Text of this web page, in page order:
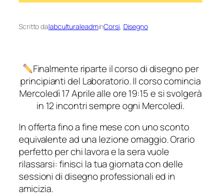
Scritto dalabculturaleadminCorsi, Disegno
Finalmente riparte il corso di disegno per
principianti del Laboratorio. Il corso comincia
Mercoledì 17 Aprile alle ore 19:15 e si svolgerà
in 12 incontri sempre ogni Mercoledì.
In offerta fino a fine mese con uno sconto
equivalente ad una lezione omaggio. Orario
perfetto per chi lavora e la sera vuole
rilassarsi: finisci la tua giornata con delle
sessioni di disegno professionali ed in
amicizia.